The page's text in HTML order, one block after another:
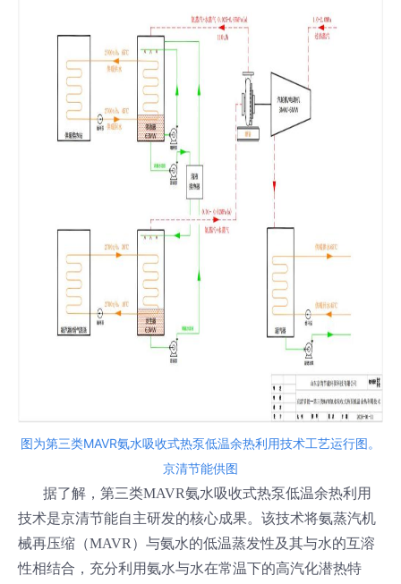
图为第三类MAVR氨水吸收式热泵低温余热利用技术工艺运行图。
京清节能供图
据了解，第三类MAVR氨水吸收式热泵低温余热利用
技术是京清节能自主研发的核心成果。该技术将氨蒸汽机
械再压缩（MAVR）与氨水的低温蒸发性及其与水的互溶
性相结合，充分利用氨水与水在常温下的高汽化潜热特